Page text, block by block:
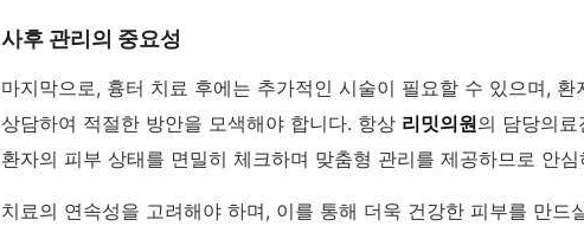
사후 관리의 중요성
마지막으로, 흉터 치료 후에는 추가적인 시술이 필요할 수 있으며, 환
상담하여 적절한 방안을 모색해야 합니다. 항상 리밋의원의 담당의료
환자의 피부 상태를 면밀히 체크하며 맞춤형 관리를 제공하므로 안
치료의 연속성을 고려해야 하며, 이를 통해 더욱 건강한 피부를 만드